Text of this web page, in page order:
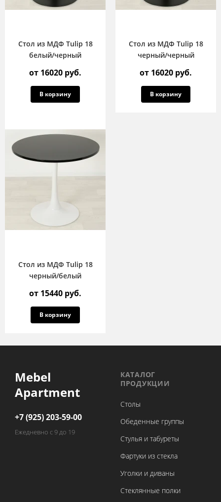
Cтол из МДФ Tulip 18
белый/черный
от 16020 руб.
В корзину
Cтол из МДФ Tulip 18
черный/черный
от 16020 руб.
В корзину
Cтол из МДФ Tulip 18
черный/белый
от 15440 руб.
В корзину
Mebel
Apartment
+7 (925) 203-59-00
Ежедневно с 9 до 19
КАТАЛОГ
ПРОДУКЦИИ
Столы
Обеденные группы
Стулья и табуреты
Фартуки из стекла
Уголки и диваны
Стеклянные полки